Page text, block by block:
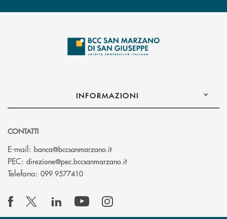
INFORMAZIONI
CONTATTI
E-mail: banca@bccsanmarzano.it(si apre l’app di posta
PEC: direzione@pec.bccsanmarzano.it(si apre l’app di posta
Telefono: 099 9577410